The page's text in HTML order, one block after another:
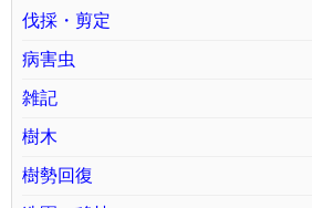
伐採・剪定
病害虫
雑記
樹木
樹勢回復